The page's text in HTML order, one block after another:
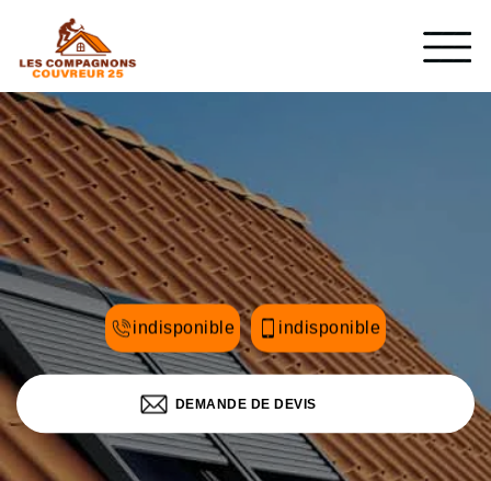
indisponible indisponible
DEMANDE DE DEVIS